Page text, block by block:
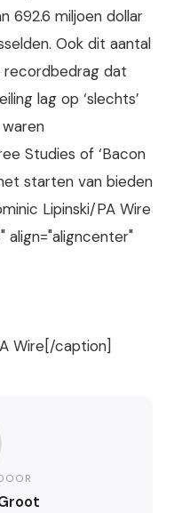
692.6 miljoen dollar
Ook dit aantal
recordbedrag dat
lag op ‘slechts’
Studies of ‘Bacon
starten van bieden
Lipinski/PA Wire
Wire[/caption]